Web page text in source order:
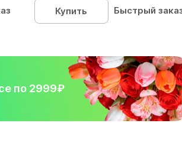
Купить
Быстрый
по 2999₽